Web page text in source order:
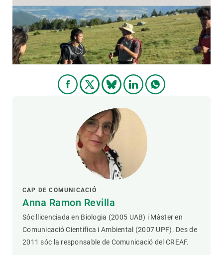
CAP DE COMUNICACIÓ
Anna Ramon Revilla
Sóc llicenciada en Biologia (2005 UAB) i Màster en
Comunicació Científica i Ambiental (2007 UPF). Des de
2011 sóc la responsable de Comunicació del CREAF.